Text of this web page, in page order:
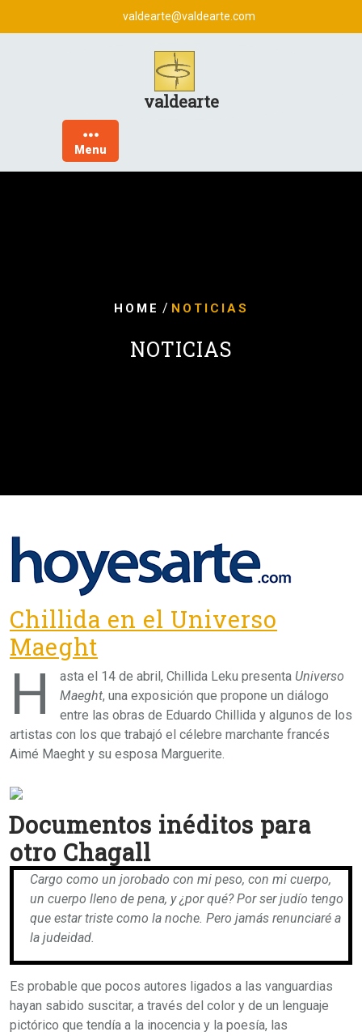
valdearte@valdearte.com
valdearte
Menu
HOME / NOTICIAS
NOTICIAS
Chillida en el Universo
Maeght
H asta el 14 de abril, Chillida Leku presenta Universo
Maeght, una exposición que propone un diálogo
entre las obras de Eduardo Chillida y algunos de los
artistas con los que trabajó el célebre marchante francés
Aimé Maeght y su esposa Marguerite.
Documentos inéditos para
otro Chagall
Cargo como un jorobado con mi peso, con mi cuerpo,
un cuerpo lleno de pena, y ¿por qué? Por ser judío tengo
que estar triste como la noche. Pero jamás renunciaré a
la judeidad.
Es probable que pocos autores ligados a las vanguardias
hayan sabido suscitar, a través del color y de un lenguaje
pictórico que tendía a la inocencia y la poesía, las